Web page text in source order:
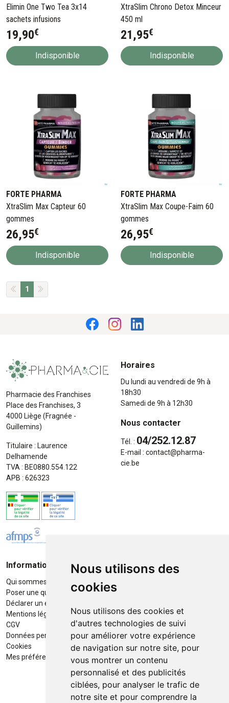
Nous utilisons des
cookies
Nous utilisons des cookies et
d'autres technologies de suivi
pour améliorer votre expérience
de navigation sur notre site, pour
vous montrer un contenu
personnalisé et des publicités
ciblées, pour analyser le trafic de
notre site et pour comprendre la
Elimin One Two Tea 3x14
sachets infusions
19,90€
Indisponible
XtraSlim Chrono Detox Minceur
450 ml
21,95€
Indisponible
FORTE PHARMA
XtraSlim Max Capteur 60
gommes
26,95€
Indisponible
FORTE PHARMA
XtraSlim Max Coupe-Faim 60
gommes
26,95€
Indisponible
1
Pharmacie des Franchises
Place des Franchises, 3
4000 Liège (Fragnée -
Guillemins)
Titulaire : Laurence
Delhamende
TVA : BE0880.554.122
APB : 626323
Horaires
Du lundi au vendredi de 9h à
18h30
Samedi de 9h à 12h30
Nous contacter
Tél. : 04/252.12.87
E-mail : contact@pharma-
cie.be
Informations
Qui sommes-nous ?
Poser une question
Déclarer un effet indésirable
Mentions légales
CGV
Données personnelles
Cookies
Mes préférences Cookies
Moyens de paiement
Retrait / Livraison
Retrait à la pharmacie en Click
Livraison cyclo-urbaines à Liège
avec :